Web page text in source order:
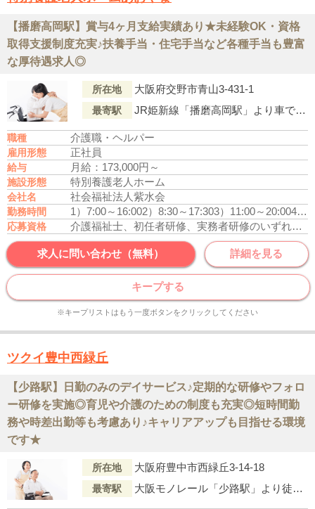
【播磨高岡駅】賞与4ヶ月支給実績あり★未経験OK・資格
取得支援制度充実♪扶養手当・住宅手当など各種手当も豊富
な厚待遇求人◎
所在地 大阪府交野市青山3-431-1
最寄駅 JR姫新線「播磨高岡駅」より車で10分
職種 介護職・ヘルパー
雇用形態 正社員
給与 月給：173,000円～
施設形態 特別養護老人ホーム
会社名 社会福祉法人紫水会
勤務時間 1）7:00～16:002）8:30～17:303）11:00～20:004）16:30～9:30 休憩時間120分
応募資格 介護福祉士、初任者研修、実務者研修のいずれかの資格をお持ちの方
求人に問い合わせ（無料） 詳細を見る
キープする
※キープリストはもう一度ボタンをクリックしてください
ツクイ豊中西緑丘
【少路駅】日勤のみのデイサービス♪定期的な研修やフォロ
ー研修を実施◎育児や介護のための制度も充実◎短時間勤
務や時差出勤等も考慮あり♪キャリアアップも目指せる環境
です★
所在地 大阪府豊中市西緑丘3-14-18
最寄駅 大阪モノレール「少路駅」より徒歩25分